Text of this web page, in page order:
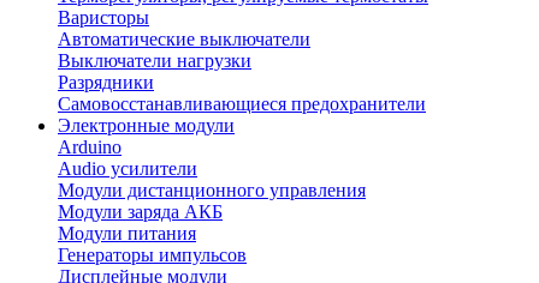
Варисторы
Автоматические выключатели
Выключатели нагрузки
Разрядники
Самовосстанавливающиеся предохранители
Электронные модули
Arduino
Audio усилители
Модули дистанционного управления
Модули заряда АКБ
Модули питания
Генераторы импульсов
Дисплейные модули